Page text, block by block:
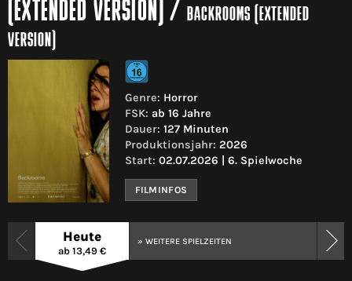
(EXTENDED VERSION) / BACKROOMS (EXTENDED
VERSION)
Genre: Horror
FSK: ab 16 Jahre
Dauer: 127 Minuten
Produktionsjahr: 2026
Start: 02.07.2026 | 6. Spielwoche
FILMINFOS
Heute
ab 13,49 €
» WEITERE SPIELZEITEN